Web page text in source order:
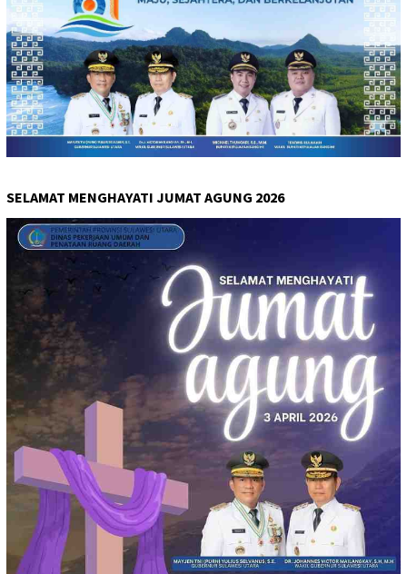
SELAMAT MENGHAYATI JUMAT AGUNG 2026